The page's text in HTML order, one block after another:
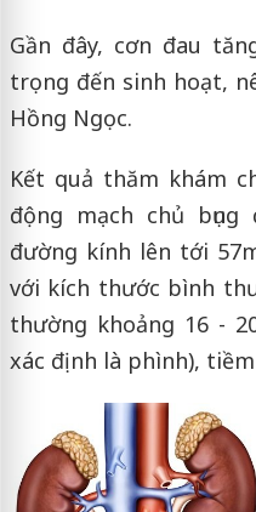
Gần đây, cơn đau
trọng đến sinh hoạt,
Hồng Ngọc.
Kết quả thăm khám
động mạch chủ
đường kính lên tới
với kích thước bình
thường khoảng 16 -
xác định là phình),